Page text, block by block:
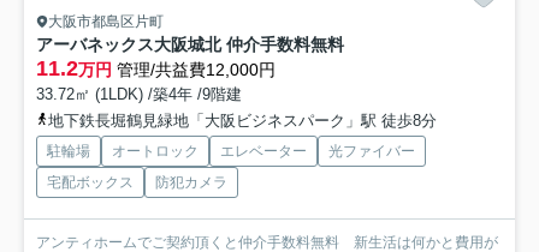
大阪市都島区片町
アーバネックス大阪城北 仲介手数料無料
11.2万円 管理/共益費12,000円
33.72㎡ (1LDK) /築4年 /9階建
地下鉄長堀鶴見緑地「大阪ビジネスパーク」駅 徒歩8分
駐輪場 オートロック エレベーター
光ファイバー
宅配ボックス
防犯カメラ
アンティホームでご契約頂くと仲介手数料無料 新生活は何かと費用が